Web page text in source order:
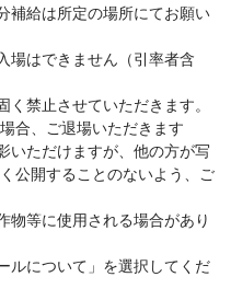
補給は所定の場所にてお願い
場はできません（引率者含
禁止させていただきます。
合、ご退場いただきます
いただけますが、他の方が写
公開することのないよう、ご
物等に使用される場合があり
ルについて」を選択してくだ